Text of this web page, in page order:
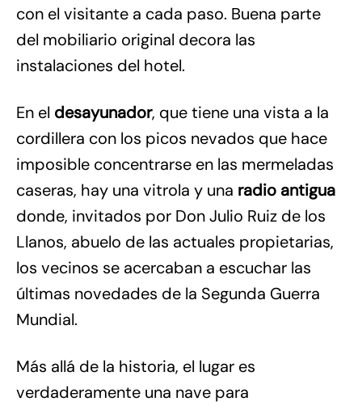
con el visitante a cada paso. Buena parte
del mobiliario original decora las
instalaciones del hotel.
En el desayunador, que tiene una vista a la
cordillera con los picos nevados que hace
imposible concentrarse en las mermeladas
caseras, hay una vitrola y una radio antigua
donde, invitados por Don Julio Ruiz de los
Llanos, abuelo de las actuales propietarias,
los vecinos se acercaban a escuchar las
últimas novedades de la Segunda Guerra
Mundial.
Más allá de la historia, el lugar es
verdaderamente una nave para